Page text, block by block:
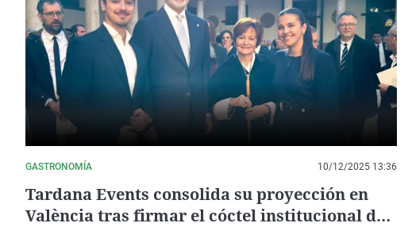
GASTRONOMÍA 10/12/2025 13:36
Tardana Events consolida su proyección en
València tras firmar el cóctel institucional del